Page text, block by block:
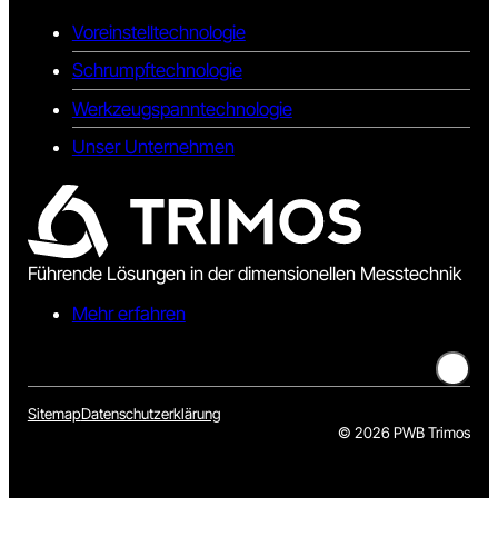
Voreinstelltechnologie
Schrumpftechnologie
Werkzeugspanntechnologie
Unser Unternehmen
Führende Lösungen in der dimensionellen Messtechnik
Mehr erfahren
SitemapDatenschutzerklärung
©2026 PWB Trimos